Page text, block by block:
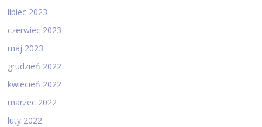
lipiec 2023
czerwiec 2023
maj 2023
grudzień 2022
kwiecień 2022
marzec 2022
luty 2022